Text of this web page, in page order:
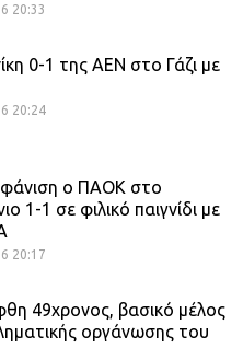
20:33
0-1 της ΑΕΝ στο Γάζι με
20:24
ο ΠΑΟΚ στο
1-1 σε φιλικό παιγνίδι με
20:17
49χρονος, βασικό μέλος
οργάνωσης του